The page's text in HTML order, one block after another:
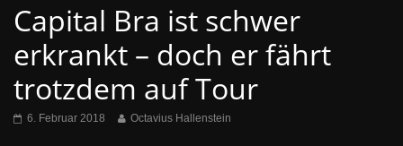
Capital Bra ist schwer
erkrankt – doch er fährt
trotzdem auf Tour
6. Februar 2018 Octavius Hallenstein